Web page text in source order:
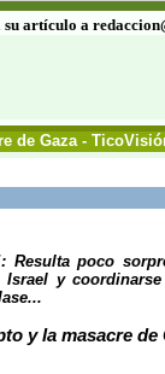
su artículo a
de Gaza -
Resulta poco
y
y la masacre de